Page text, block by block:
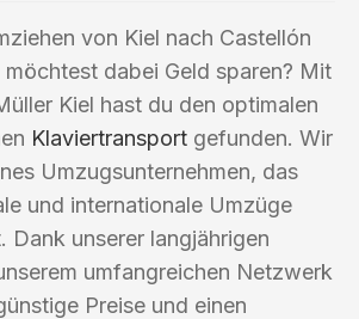
von Kiel nach Castellón
möchtest dabei Geld sparen? Mit
Kiel hast du den optimalen
Klaviertransport gefunden. Wir
Umzugsunternehmen, das
und internationale Umzüge
Dank unserer langjährigen
umfangreichen Netzwerk
Preise und einen